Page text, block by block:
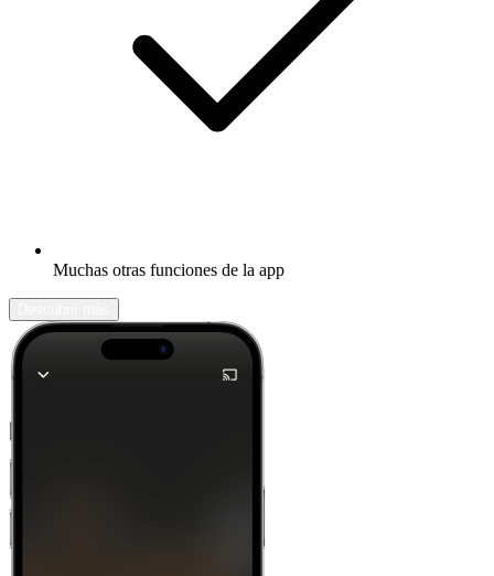
Muchas otras funciones de la app